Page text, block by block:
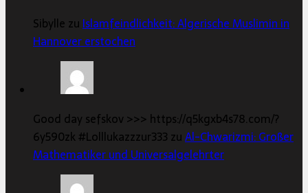
Sibylle zu Islamfeindlichkeit: Algerische Muslimin in
Hannover erstochen
Good day sefskov >>> https://q5kgxb4s78.com/?
6y590zk #Lolllukazzzur333 zuAl-Chwarizmi: Großer
Mathematiker und Universalgelehrter